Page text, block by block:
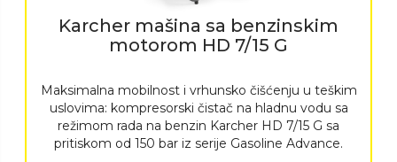
Karcher mašina sa benzinskim
motorom HD 7/15 G
Maksimalna mobilnost i vrhunsko čišćenju u teškim
uslovima: kompresorski čistač na hladnu vodu sa
režimom rada na benzin Karcher HD 7/15 G sa
pritiskom od 150 bar iz serije Gasoline Advance.